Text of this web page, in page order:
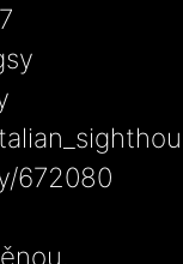
672080